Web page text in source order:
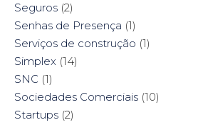
Seguros (2)
Senhas de Presença (1)
Serviços de construção (1)
Simplex (14)
SNC (1)
Sociedades Comerciais (10)
Startups (2)